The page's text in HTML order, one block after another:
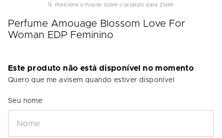
Posicione o mouse sobre o produto para Zoom
Perfume Amouage Blossom Love For
Woman EDP Feminino
Este produto não está disponível no momento
Quero que me avisem quando estiver disponível